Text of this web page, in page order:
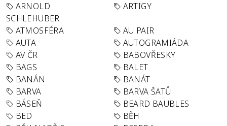
ARNOLD
SCHLEHUBER
ARTIGY
ATMOSFÉRA
AU PAIR
AUTA
AUTOGRAMIÁDA
AV ČR
BABOVŘESKY
BAGS
BALET
BANÁN
BANÁT
BARVA
BARVA ŠATŮ
BÁSEŇ
BEARD BAUBLES
BED
BĚH